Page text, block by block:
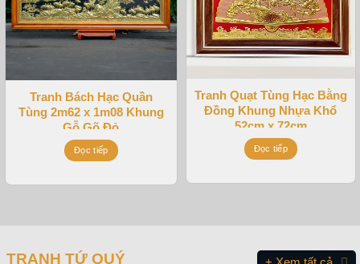
Tranh Bách Hạc Quần
Tùng 2m62 x 1m08 Khung
Gỗ Gõ Đỏ
Đọc tiếp
Tranh Quạt Tùng Hạc Bằng
Đồng Khung Nhựa Khổ
52cm x 72cm
Đọc tiếp
TRANH TỨ QUÝ